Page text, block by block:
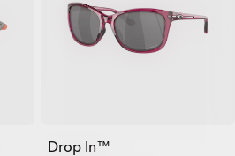
Drop In™